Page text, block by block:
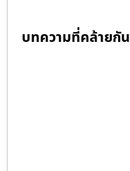
บทความที่คล้ายกัน